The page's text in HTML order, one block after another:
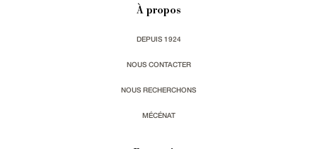
À propos
DEPUIS 1924
NOUS CONTACTER
NOUS RECHERCHONS
MÉCÉNAT